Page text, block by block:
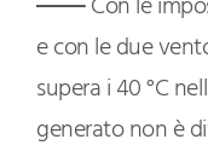
e con le due
supera i 40 °C
generato non è